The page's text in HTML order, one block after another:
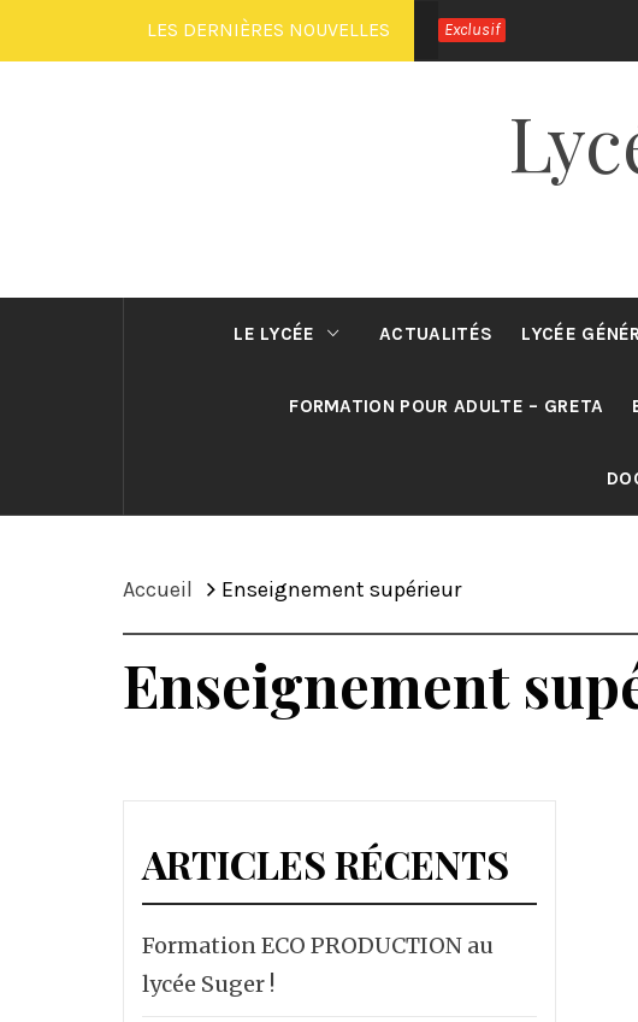
au
LES DERNIÈRES NOUVELLES Exclusif
LE LYCÉE ACTUALITÉS LYCÉE
FORMATION POUR ADULTE – GRETA
Accueil Enseignement supérieur
Enseignement
ARTICLES RÉCENTS
Formation ECO PRODUCTION au
lycée Suger !